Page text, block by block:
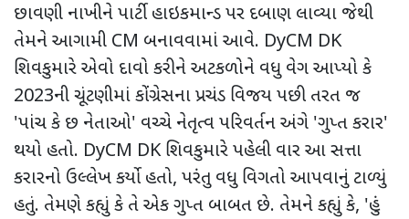
છાવણી નાખીને પાર્ટી હાઇકમાન્ડ પર દબાણ લાવ્યા જેથી
તેમને આગામી CM બનાવવામાં આવે. DyCM DK
શિવકુમારે એવો દાવો કરીને અટકળોને વધુ વેગ આપ્યો કે
2023ની ચૂંટણીમાં કોંગ્રેસના પ્રચંડ વિજય પછી તરત જ
'પાંચ કે છ નેતાઓ' વચ્ચે નેતૃત્વ પરિવર્તન અંગે 'ગુપ્ત કરાર'
થયો હતો. DyCM DKશિવકુમારે પહેલી વાર આ સત્તા
કરારનો ઉલ્લેખ કર્યો હતો, પરંતુ વધુ વિગતો આપવાનું ટાળ્યું
હતું. તેમણે કહ્યું કે તે એક ગુપ્ત બાબત છે. તેમને કહ્યું કે, 'હું